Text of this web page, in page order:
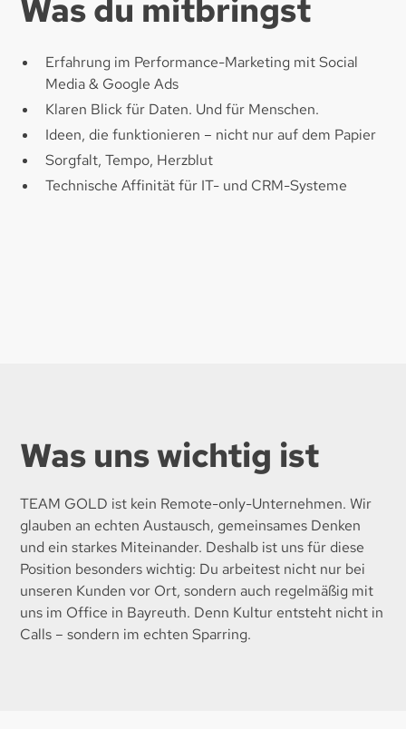
Was du mitbringst
Erfahrung im Performance-Marketing mit Social
Media & Google Ads​
Klaren Blick für Daten. Und für Menschen.​
Ideen, die funktionieren – nicht nur auf dem Papier​
Sorgfalt, Tempo, Herzblut​
Technische Affinität für IT- und CRM-Systeme
Was uns wichtig ist
TEAM GOLD ist kein Remote-only-Unternehmen. Wir
glauben an echten Austausch, gemeinsames Denken
und ein starkes Miteinander. Deshalb ist uns für diese
Position besonders wichtig: Du arbeitest nicht nur bei
unseren Kunden vor Ort, sondern auch regelmäßig mit
uns im Office in Bayreuth. Denn Kultur entsteht nicht in
Calls – sondern im echten Sparring.